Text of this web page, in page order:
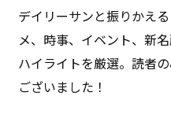
デイリーサンと振りかえ
メ、時事、イベント、新
ハイライトを厳選。読者
ございました！